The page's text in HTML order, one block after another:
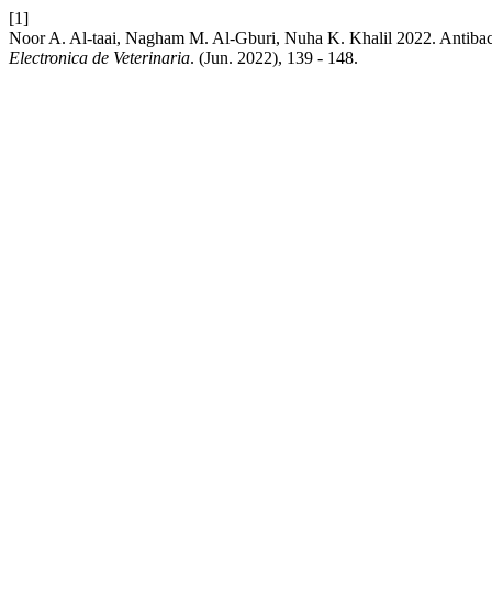
[1]
Noor A. Al-taai, Nagham M. Al-Gburi, Nuha K. Khalil 2022.
Electronica de Veterinaria. (Jun. 2022), 139 - 148.